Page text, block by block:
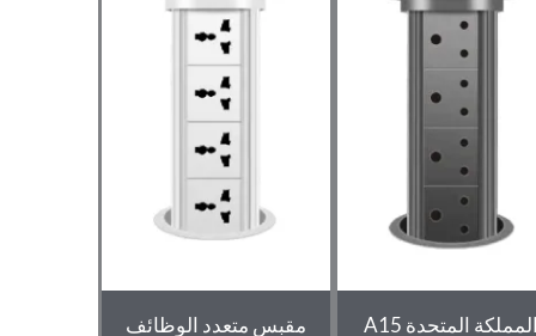
المملكة المتحدة A15
مقبس متعدد الوظائف